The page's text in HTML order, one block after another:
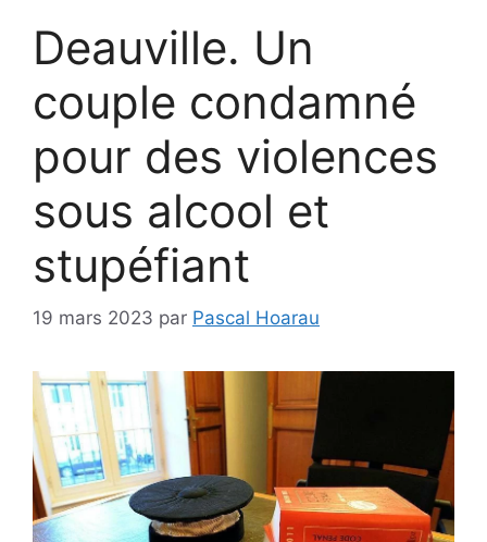
Deauville. Un
couple condamné
pour des violences
sous alcool et
stupéfiant
19 mars 2023 par Pascal Hoarau